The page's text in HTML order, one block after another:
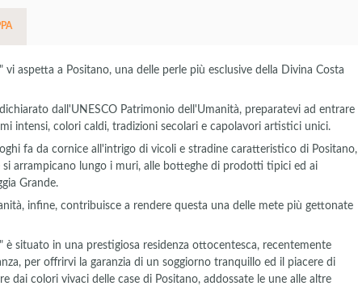
vi aspetta a Positano, una delle perle più esclusive della Divina Costa
dall'UNESCO Patrimonio dell'Umanità, preparatevi ad entrare
intensi, colori caldi, tradizioni secolari e capolavori artistici unici.
fa da cornice all'intrigo di vicoli e stradine caratteristico di Positano,
si arrampicano lungo i muri, alle botteghe di prodotti tipici ed ai
Grande.
infine, contribuisce a rendere questa una delle mete più gettonate
è situato in una prestigiosa residenza ottocentesca, recentemente
per offrirvi la garanzia di un soggiorno tranquillo ed il piacere di
dai colori vivaci delle case di Positano, addossate le une alle altre